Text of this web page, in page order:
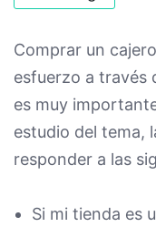
Comprar un
esfuerzo a través
es muy
estudio del tema,
responder a las
Si mi tienda es